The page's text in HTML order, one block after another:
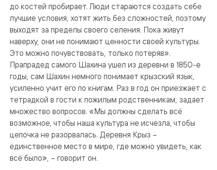
до костей пробирает. Люди стараются создать себе
лучшие условия, хотят жить без сложностей, поэтому
выходят за пределы своего селения. Пока живут
наверху, они не понимают ценности своей культуры.
Это можно почувствовать, только потеряв».
Прапрадед самого Шахина ушел из деревни в 1850-е
годы, сам Шахин немного понимает крызский язык,
усиленно учит его по книгам. Раз в год он приезжает с
тетрадкой в гости к пожилым родственникам, задает
множество вопросов. «Мы должны сделать всё
возможное, чтобы наша культура не исчезла, чтобы
цепочка не разорвалась. Деревня Крыз –
единственное место в мире, где можно увидеть, как
всё было», – говорит он.